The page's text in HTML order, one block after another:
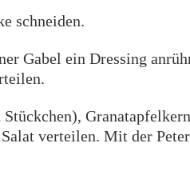
schneiden.
Gabel ein Dressing
verteilen. Mit der